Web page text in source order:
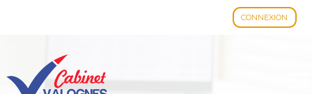
CONNEXION
Aller